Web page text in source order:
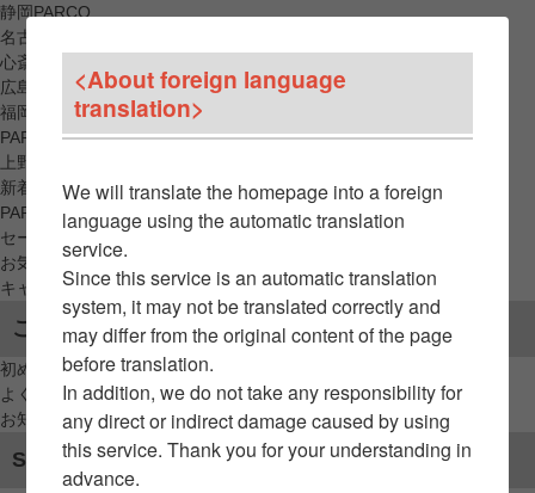
静岡PARCO
名古屋PARCO
心斎橋PARCO
広島PARCO
福岡PARCO
PARCO_ya
上野
新着アイテムから探す
PARCO限定アイテムから探す
セールアイテムから探す
お気に入りから探す
キャンペーン/クーポン対象から探す
ご利用案内
初めてのお客様へ
よくあるご質問 / お問い合わせ
お知らせ
SNSアカウント
<About foreign language
translation>
We will translate the homepage into a foreign
language using the automatic translation
service.
Since this service is an automatic translation
system, it may not be translated correctly and
may differ from the original content of the page
before translation.
In addition, we do not take any responsibility for
any direct or indirect damage caused by using
this service. Thank you for your understanding in
advance.